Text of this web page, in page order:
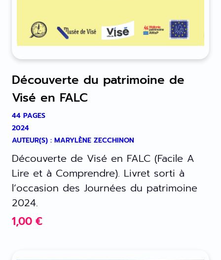
Découverte du patrimoine de
Visé en FALC
44 PAGES
2024
AUTEUR(S) : MARYLÈNE ZECCHINON
Découverte de Visé en FALC (Facile A
Lire et à Comprendre). Livret sorti à
l’occasion des Journées du patrimoine
2024.
1,00 €